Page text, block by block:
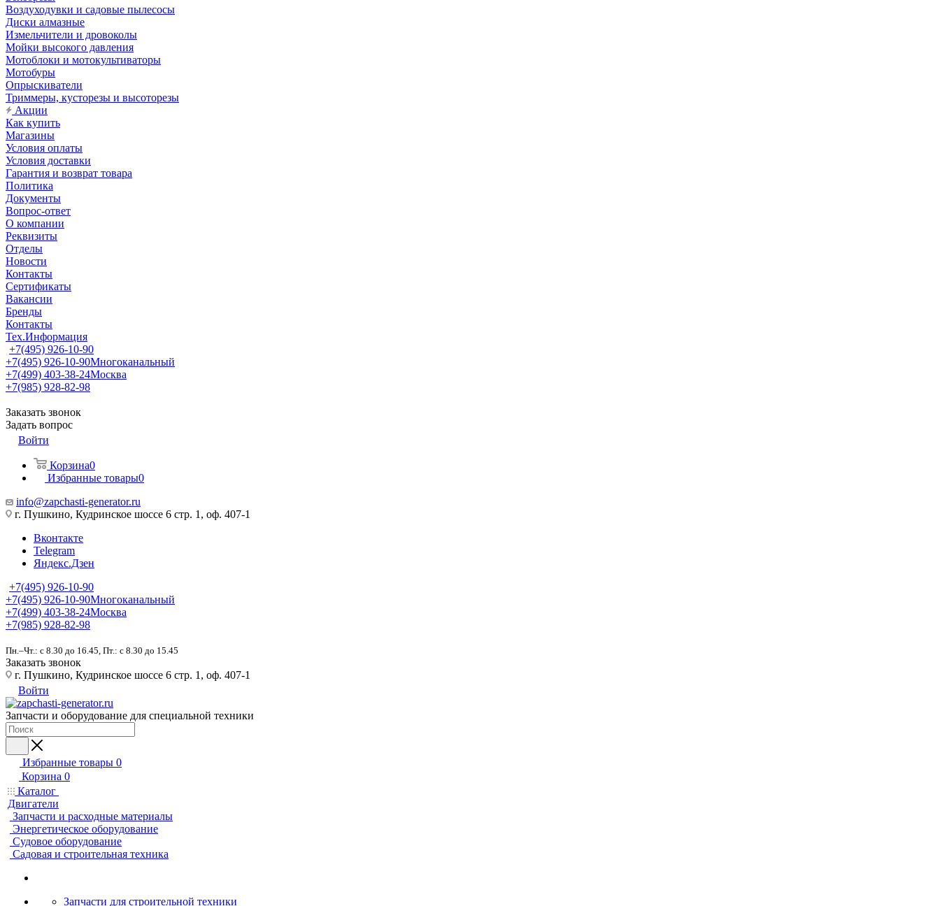
Воздуходувки и садовые пылесосы
Диски алмазные
Измельчители и дровоколы
Мойки высокого давления
Мотоблоки и мотокультиваторы
Мотобуры
Опрыскиватели
Триммеры, кусторезы и высоторезы
Акции
Как купить
Магазины
Условия оплаты
Условия доставки
Гарантия и возврат товара
Политика
Документы
Вопрос-ответ
О компании
Реквизиты
Отделы
Новости
Контакты
Сертификаты
Вакансии
Бренды
Контакты
Тех.Информация
+7(495) 926-10-90
+7(495) 926-10-90Многоканальный
+7(499) 403-38-24Москва
+7(985) 928-82-98
Заказать звонок
Задать вопрос
Войти
Корзина0
Избранные товары0
info@zapchasti-generator.ru
г. Пушкино, Кудринское шоссе 6 стр. 1, оф. 407-1
Вконтакте
Telegram
Яндекс.Дзен
+7(495) 926-10-90
+7(495) 926-10-90Многоканальный
+7(499) 403-38-24Москва
+7(985) 928-82-98
Пн.–Чт.: с 8.30 до 16.45, Пт.: с 8.30 до 15.45
Заказать звонок
г. Пушкино, Кудринское шоссе 6 стр. 1, оф. 407-1
Войти
Запчасти и оборудование для специальной техники
Избранные товары 0
Корзина 0
Каталог
Двигатели
Запчасти и расходные материалы
Энергетическое оборудование
Судовое оборудование
Садовая и строительная техника
Запчасти для строительной техники